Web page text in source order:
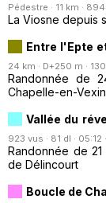
Pédestre · 11 km ·
La Viosne depuis
Entre l'Epte
24 km · D+250 m ·
Randonnée de
Chapelle-en-
Vallée du
923 vus · 81 dl · 05:12 ·
Randonnée de
de Délincourt
Boucle de